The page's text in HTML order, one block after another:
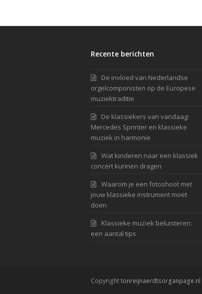
Recente berichten
De invloed van Nederlandse
orgelcomponisten op de Europese
muziektraditie
De klassiekers van vandaag:
Mercedes Sprinter en klassieke
muziek in harmonie
Wat kinderen naar een klassiek
concert kunnen dragen
Waarom je een fotoshoot met
jouw klassieke instrument moet
doen
Klassieke muziek beluisteren:
een aantal tips
Copyrighttonreijnaerdtsorganpage.nl